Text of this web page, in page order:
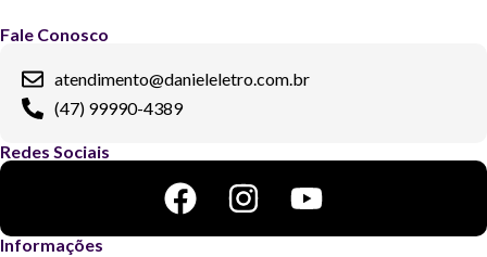
Fale Conosco
atendimento@danieleletro.com.br
(47) 99990-4389
Redes Sociais
Informações